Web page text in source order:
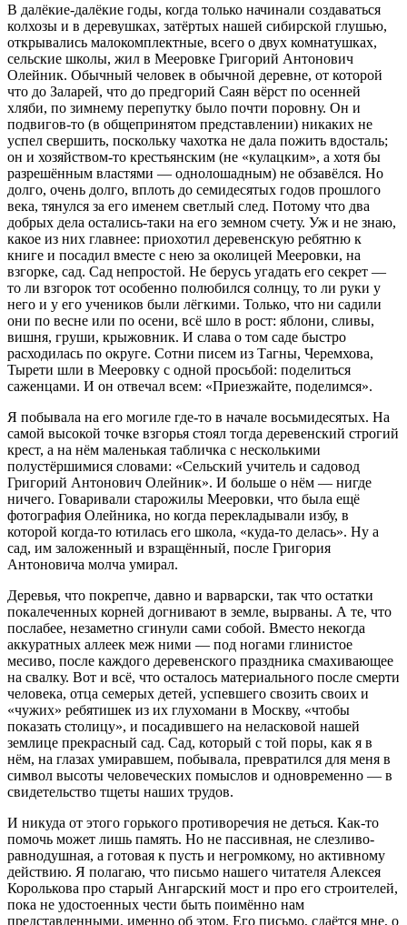
В далёкие-далёкие годы, когда только начинали создаваться
колхозы и в деревушках, затёртых нашей сибирской глушью,
открывались малокомплектные, всего о двух комнатушках,
сельские школы, жил в Мееровке Григорий Антонович
Олейник. Обычный человек в обычной деревне, от которой
что до Заларей, что до предгорий Саян вёрст по осенней
хляби, по зимнему перепутку было почти поровну. Он и
подвигов-то (в общепринятом представлении) никаких не
успел свершить, поскольку чахотка не дала пожить вдосталь;
он и хозяйством-то крестьянским (не «кулацким», а хотя бы
разрешённым властями — однолошадным) не обзавёлся. Но
долго, очень долго, вплоть до семидесятых годов прошлого
века, тянулся за его именем светлый след. Потому что два
добрых дела остались-таки на его земном счету. Уж и не знаю,
какое из них главнее: приохотил деревенскую ребятню к
книге и посадил вместе с нею за околицей Мееровки, на
взгорке, сад. Сад непростой. Не берусь угадать его секрет —
то ли взгорок тот особенно полюбился солнцу, то ли руки у
него и у его учеников были лёгкими. Только, что ни садили
они по весне или по осени, всё шло в рост: яблони, сливы,
вишня, груши, крыжовник. И слава о том саде быстро
расходилась по округе. Сотни писем из Тагны, Черемхова,
Тырети шли в Мееровку с одной просьбой: поделиться
саженцами. И он отвечал всем: «Приезжайте, поделимся».
Я побывала на его могиле где-то в начале восьмидесятых. На
самой высокой точке взгорья стоял тогда деревенский строгий
крест, а на нём маленькая табличка с несколькими
полустёршимися словами: «Сельский учитель и садовод
Григорий Антонович Олейник». И больше о нём — нигде
ничего. Говаривали старожилы Мееровки, что была ещё
фотография Олейника, но когда перекладывали избу, в
которой когда-то ютилась его школа, «куда-то делась». Ну а
сад, им заложенный и взращённый, после Григория
Антоновича молча умирал.
Деревья, что покрепче, давно и варварски, так что остатки
покалеченных корней догнивают в земле, вырваны. А те, что
послабее, незаметно сгинули сами собой. Вместо некогда
аккуратных аллеек меж ними — под ногами глинистое
месиво, после каждого деревенского праздника смахивающее
на свалку. Вот и всё, что осталось материального после смерти
человека, отца семерых детей, успевшего свозить своих и
«чужих» ребятишек из их глухомани в Москву, «чтобы
показать столицу», и посадившего на неласковой нашей
землице прекрасный сад. Сад, который с той поры, как я в
нём, на глазах умиравшем, побывала, превратился для меня в
символ высоты человеческих помыслов и одновременно — в
свидетельство тщеты наших трудов.
И никуда от этого горького противоречия не деться. Как-то
помочь может лишь память. Но не пассивная, не слезливо-
равнодушная, а готовая к пусть и негромкому, но активному
действию. Я полагаю, что письмо нашего читателя Алексея
Королькова про старый Ангарский мост и про его строителей,
пока не удостоенных чести быть поимённо нам
представленными, именно об этом. Его письмо, сдаётся мне, о